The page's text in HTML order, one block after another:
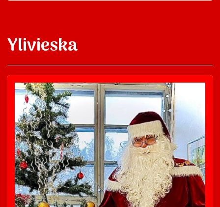
Ylivieska